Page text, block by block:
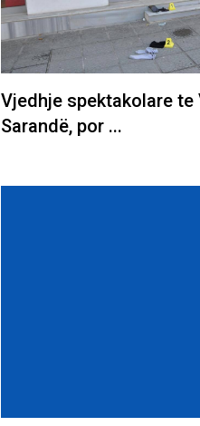
Vjedhje spektakolare te
Sarandë, por ...